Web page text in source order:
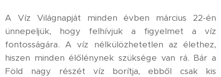
A Víz Világnapját minden évben március 22-én
ünnepeljük, hogy felhívjuk a figyelmet a víz
fontosságára. A víz nélkülözhetetlen az élethez,
hiszen minden élőlénynek szüksége van rá. Bár a
Föld nagy részét víz borítja, ebből csak kis